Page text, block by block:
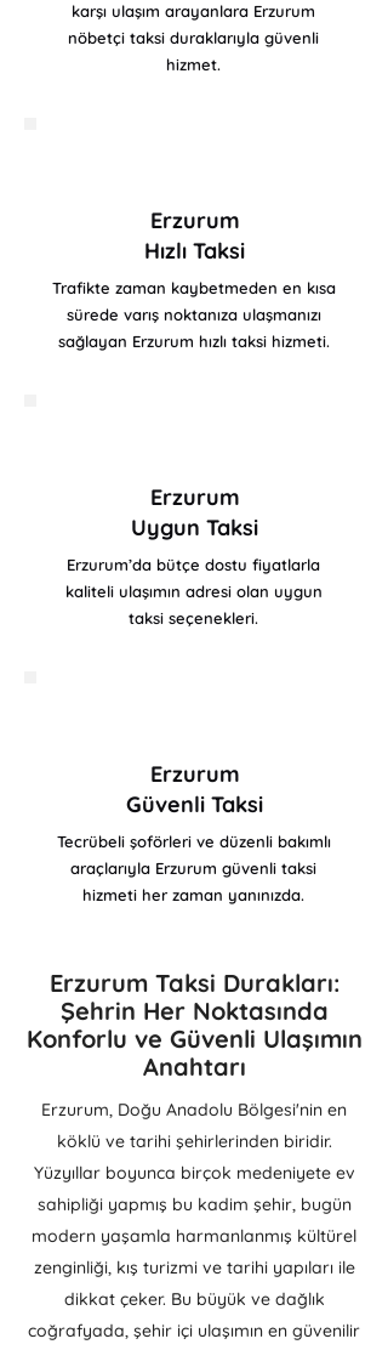
karşı ulaşım arayanlara Erzurum
nöbetçi taksi duraklarıyla güvenli
hizmet.
Erzurum
Hızlı Taksi
Trafikte zaman kaybetmeden en kısa
sürede varış noktanıza ulaşmanızı
sağlayan Erzurum hızlı taksi hizmeti.
Erzurum
Uygun Taksi
Erzurum’da bütçe dostu fiyatlarla
kaliteli ulaşımın adresi olan uygun
taksi seçenekleri.
Erzurum
Güvenli Taksi
Tecrübeli şoförleri ve düzenli bakımlı
araçlarıyla Erzurum güvenli taksi
hizmeti her zaman yanınızda.
Erzurum Taksi Durakları:
Şehrin Her Noktasında
Konforlu ve Güvenli Ulaşımın
Anahtarı
Erzurum, Doğu Anadolu Bölgesi'nin en
köklü ve tarihi şehirlerinden biridir.
Yüzyıllar boyunca birçok medeniyete ev
sahipliği yapmış bu kadim şehir, bugün
modern yaşamla harmanlanmış kültürel
zenginliği, kış turizmi ve tarihi yapıları ile
dikkat çeker. Bu büyük ve dağlık
coğrafyada, şehir içi ulaşımın en güvenilir